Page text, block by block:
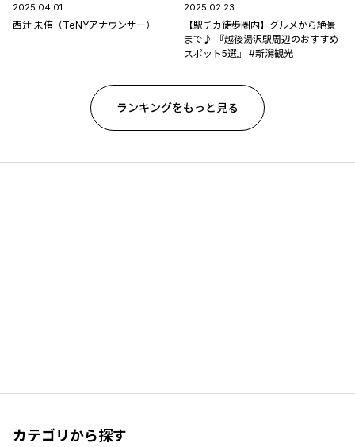
2025.04.01
西辻 未侑（TeNYアナウンサー）
2025.02.23
【駅チカ徒歩圏内】グルメから絶景
まで♪ 『越後湯沢駅周辺のおすすめ
スポット5選』 #新潟観光
ランキングをもっと見る
カテゴリから探す